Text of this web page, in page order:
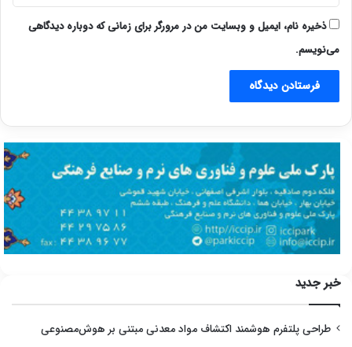
ذخیره نام، ایمیل و وبسایت من در مرورگر برای زمانی که دوباره دیدگاهی
می‌نویسم.
خبر جدید
طراحی پلتفرم هوشمند اکتشاف مواد معدنی مبتنی بر هوش‌مصنوعی